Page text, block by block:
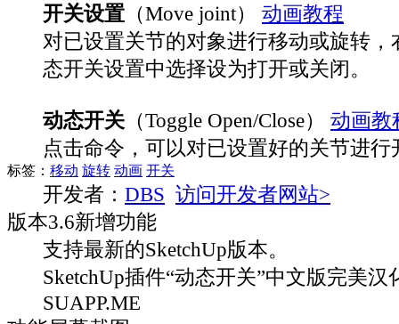
开关设置 （Move joint）
动画教程
对已设置关节的对象进行移动或旋转，
态开关设置中选择设为打开或关闭。
动态开关 （Toggle Open/Close）
动画教
点击命令，可以对已设置好的关节进行
标签： 移动 旋转 动画 开关
开发者： DBS 访问开发者网站>
版本3.6新增功能
支持最新的SketchUp版本。
SketchUp插件“动态开关”中文版完美汉
SUAPP.ME